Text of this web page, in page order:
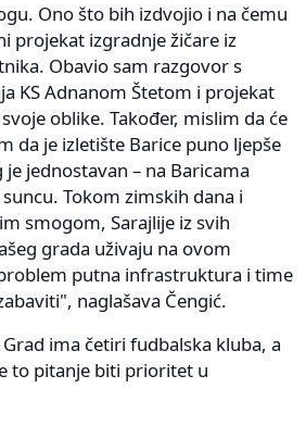
Ono što bih izdvojio i na čemu
projekat izgradnje žičare iz
Obavio sam razgovor s
KS Adnanom Štetom i projekat
oblike. Također, mislim da će
da je izletište Barice puno ljepše
je jednostavan – na Baricama
Tokom zimskih dana i
smogom, Sarajlije iz svih
grada uživaju na ovom
putna infrastruktura i time
naglašava Čengić.
ima četiri fudbalska kluba, a
to pitanje biti prioritet u